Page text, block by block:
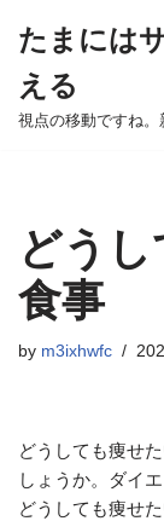
to
content
たまには
える
視点の移動ですね。
どう
食事
by m3ixhwfc
どうしても痩せ
しょうか。ダイ
どうしても痩せ